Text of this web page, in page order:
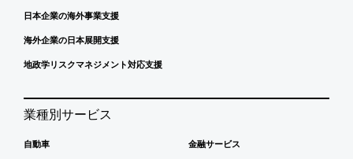
日本企業の海外事業支援
海外企業の日本展開支援
地政学リスクマネジメント対応支援
業種別サービス
自動車 金融サービス